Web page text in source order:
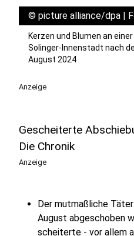
© picture alliance/dpa |
Kerzen und Blumen an
Solinger-Innenstadt nach
August 2024
Anzeige
Gescheiterte
Die Chronik
Anzeige
Der mutmaßliche
August abgeschoben
scheiterte - vor allem